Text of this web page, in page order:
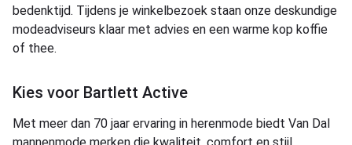
bedenktijd. Tijdens je winkelbezoek staan onze deskundige
modeadviseurs klaar met advies en een warme kop koffie
of thee.
Kies voor Bartlett Active
Met meer dan 70 jaar ervaring in herenmode biedt Van Dal